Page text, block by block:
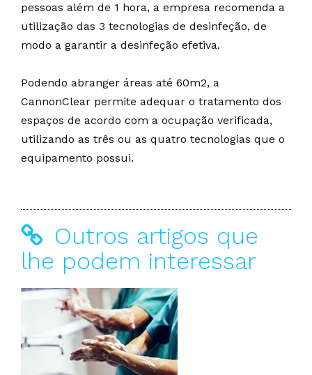
pessoas além de 1 hora, a empresa recomenda a
utilização das 3 tecnologias de desinfeção, de
modo a garantir a desinfeção efetiva.
Podendo abranger áreas até 60m2, a
CannonClear permite adequar o tratamento dos
espaços de acordo com a ocupação verificada,
utilizando as três ou as quatro tecnologias que o
equipamento possui.
Outros artigos que
lhe podem interessar